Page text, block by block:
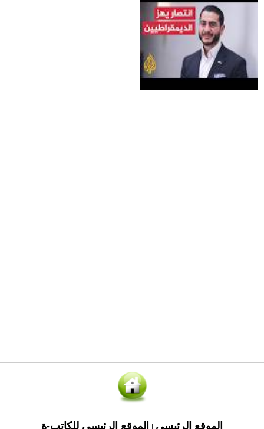
الموقع الرئيسي الموقع الرئيسي للكاتب-ة